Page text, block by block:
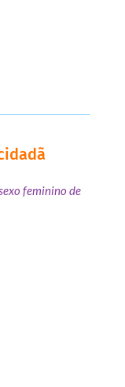
feminino de